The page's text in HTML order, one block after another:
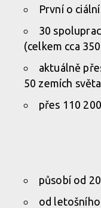
První o
30
(celkem cca
aktuálně
50 zemích světa
přes 110
působí od
od